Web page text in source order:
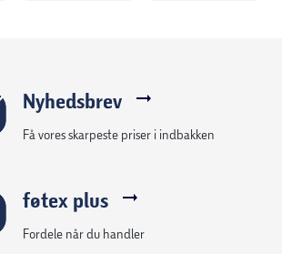
Nyhedsbrev
Få vores skarpeste priser i indbakken
føtex plus
Fordele når du handler